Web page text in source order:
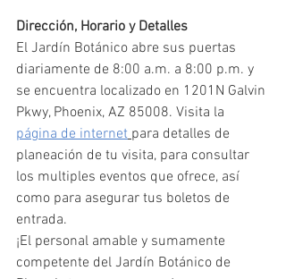
Dirección, Horario y Detalles
El Jardín Botánico abre sus puertas
diariamente de 8:00 a.m. a 8:00 p.m. y
se encuentra localizado en 1201N Galvin
Pkwy, Phoenix, AZ 85008. Visita la
página de internet para detalles de
planeación de tu visita, para consultar
los multiples eventos que ofrece, así
como para asegurar tus boletos de
entrada.
¡El personal amable y sumamente
competente del Jardín Botánico de